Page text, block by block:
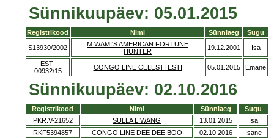
Sünnikuupäev: 05.01.2015
Registrikood Nimi Sünniaeg Sugu
S13930/2002
M WAMI'S AMERICAN FORTUNE
HUNTER
19.12.2001 Isa
EST-
00932/15
CONGO LINE CELESTI ESTI 05.01.2015 Emane
Sünnikuupäev: 02.10.2016
Registrikood Nimi Sünniaeg
Sugu
PKR.V-21652
SULLA LIWANG 13.01.2015
Isa
RKF5394857
CONGO LINE DEE DEE BOO 02.10.2016 Isane